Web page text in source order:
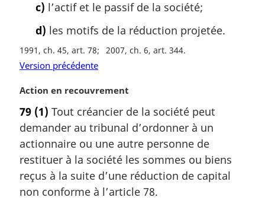
c) l’actif et le passif de la société;
d) les motifs de la réduction projetée.
1991, ch. 45, art. 78 2007, ch. 6, art. 344
Version précédente
N
t
e
m
a
g
i
Action en recouvrement
79 (1) Tout créancier de la société peut
demander au tribunal d’ordonner à un
actionnaire ou une autre personne de
restituer à la société les sommes ou biens
reçus à la suite d’une réduction de capital
non conforme à l’article 78.